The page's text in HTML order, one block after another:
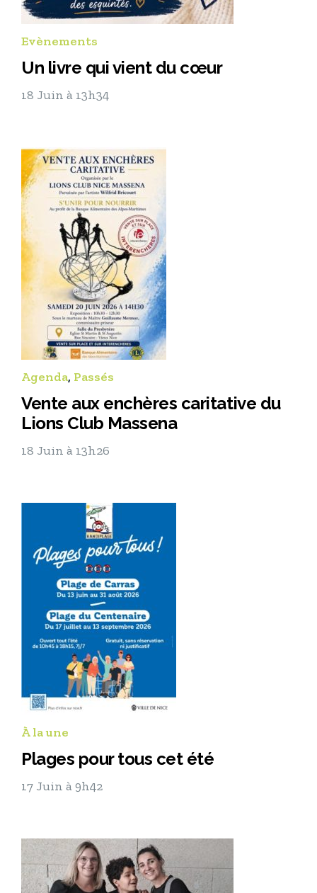
Evènements
Un livre qui vient du cœur
18 Juin à 13h34
Agenda, Passés
Vente aux enchères caritative du
Lions Club Massena
18 Juin à 13h26
À la une
Plages pour tous cet été
17 Juin à 9h42